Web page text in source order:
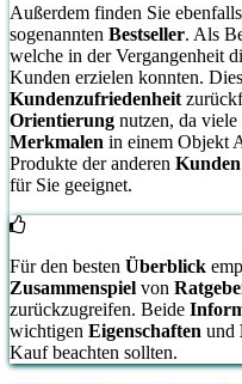
Außerdem finden Sie
sogenannten Bestseller. Als
welche in der Vergangenheit
Kunden erzielen konnten.
Kundenzufriedenheit
Orientierung nutzen, da
Merkmalen in einem Objekt
Produkte der anderen Kunden
für Sie geeignet.
Für den besten Überblick
Zusammenspiel von
zurückzugreifen. Beide
wichtigen Eigenschaften und
Kauf beachten sollten.